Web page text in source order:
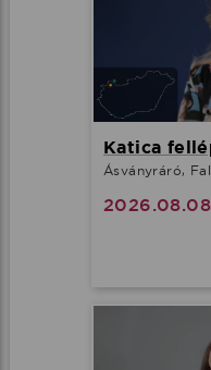
Katica
Ásványráró,
2026.08.08